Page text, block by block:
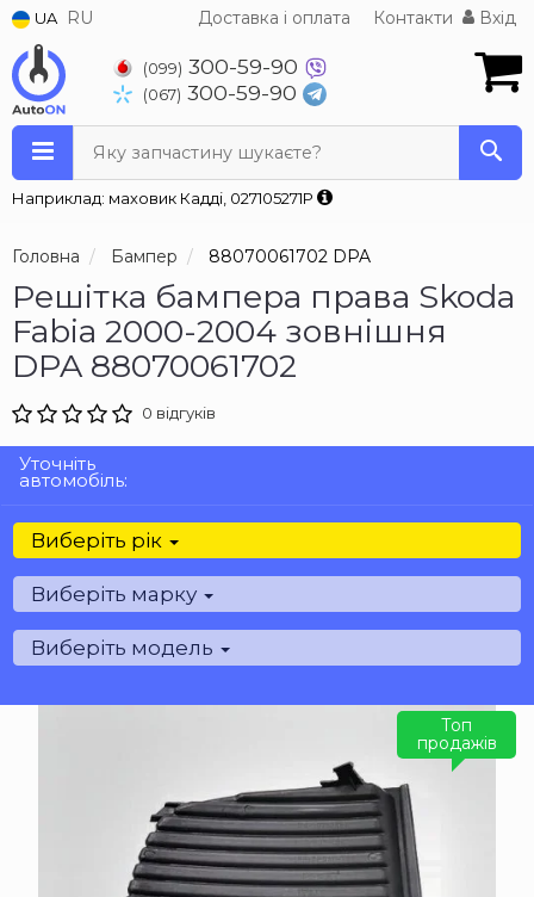
UA RU Доставка і оплата Контакти Вхід
(099) 300-59-90
(067) 300-59-90
Яку запчастину шукаєте?
Наприклад: маховик Кадді, 027105271P
Головна Бампер 88070061702 DPA
Решітка бампера права Skoda
Fabia 2000-2004 зовнішня
DPA 88070061702
0 відгуків
Уточніть
автомобіль:
Виберіть рік
Виберіть марку
Виберіть модель
Топ
продажів